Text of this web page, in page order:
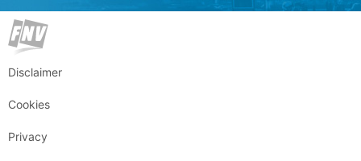
Disclaimer
Cookies
Privacy